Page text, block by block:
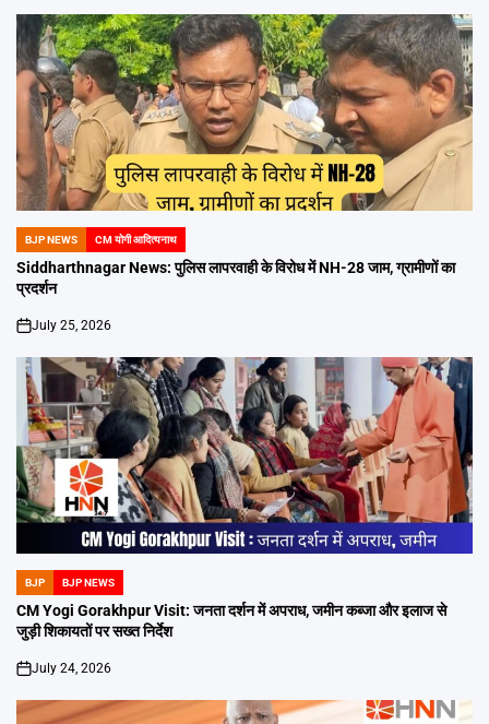
POSTED
IN
BJP NEWS CM योगी आदित्यनाथ
Siddharthnagar News: पुलिस लापरवाही के विरोध में NH-28 जाम, ग्रामीणों का
प्रदर्शन
on
July 25, 2026
POSTED
IN
BJP BJP NEWS
CM Yogi Gorakhpur Visit: जनता दर्शन में अपराध, जमीन कब्जा और इलाज से
जुड़ी शिकायतों पर सख्त निर्देश
on
July 24, 2026